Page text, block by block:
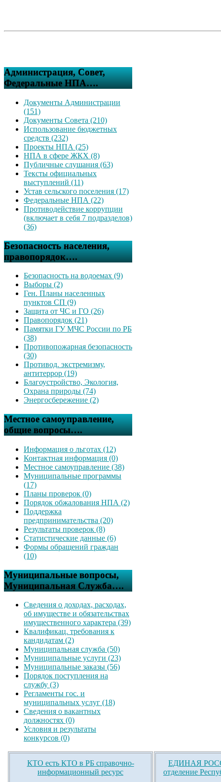
Администрация, Совет,
Федеральные НПА….
Документы Администрации
(151)
Документы Совета (210)
Использование бюджетных
средств (232)
Проекты НПА (25)
НПА в сфере ЖКХ (8)
Публичные слушания (63)
Тексты официальных
выступлений (11)
Устав сельского поселения (17)
Федеральные НПА (22)
Противодействие коррупции
(включает в себя 7 подразделов)
(36)
Безопасность населения,
правопорядок….
Безопасность на водоемах (9)
Выборы (2)
Ген. Планы населенных
пунктов СП (9)
Защита от ЧС и ГО (26)
Правопорядок (21)
Памятки ГУ МЧС России по РБ
(38)
Противопожарная безопасность
(30)
Противод. экстремизму,
антитеррор (19)
Благоустройство, Экология,
Охрана природы (74)
Энергосбережение (2)
Местное самоуправление,
общие вопросы….
Информация о льготах (12)
Контактная информация (0)
Местное самоуправление (38)
Муниципальные программы
(17)
Планы проверок (0)
Порядок обжалования НПА (2)
Поддержка
предпринимательства (20)
Результаты проверок (8)
Статистические данные (6)
Формы обращений граждан
(10)
Муниципальные вопросы,
Муниципальная Служба….
Сведения о доходах, расходах,
об имуществе и обязательствах
имущественного характера (39)
Квалификац. требования к
кандидатам (2)
Муниципальная служба (50)
Муниципальные услуги (23)
Муниципальные заказы (56)
Порядок поступления на
службу (3)
Регламенты гос. и
муниципальных услуг (18)
Сведения о вакантных
должностях (0)
Условия и результаты
конкурсов (0)
КТО есть КТО в РБ справочно-
информационный ресурс
ЕДИНАЯ
отделение